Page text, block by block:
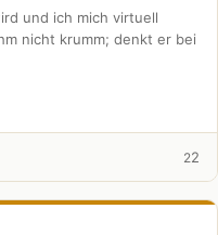
und ich mich virtuell
nicht krumm; denkt er bei
22